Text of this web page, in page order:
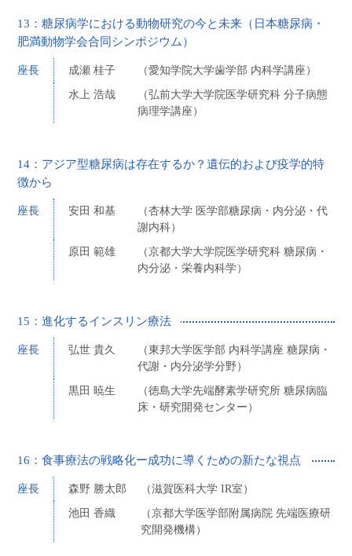
13：糖尿病学における動物研究の今と未来（日本糖尿病・
肥満動物学会合同シンポジウム）
座長 成瀬 桂子 （愛知学院大学歯学部 内科学講座）
水上 浩哉
（弘前大学大学院医学研究科 分子病態
病理学講座）
14：アジア型糖尿病は存在するか？遺伝的および疫学的特
徴から
座長 安田 和基
（杏林大学 医学部糖尿病・内分泌・代
謝内科）
原田 範雄
（京都大学大学院医学研究科 糖尿病・
内分泌・栄養内科学）
15：進化するインスリン療法
座長 弘世 貴久
（東邦大学医学部 内科学講座 糖尿病・
代謝・内分泌学分野）
黒田 暁生
（徳島大学先端酵素学研究所 糖尿病臨
床・研究開発センター）
16：食事療法の戦略化ー成功に導くための新たな視点
座長 森野 勝太郎 （滋賀医科大学 IR室）
池田 香織
（京都大学医学部附属病院 先端医療研
究開発機構）